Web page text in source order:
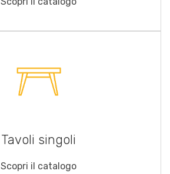
Tavoli singoli
Scopri il catalogo